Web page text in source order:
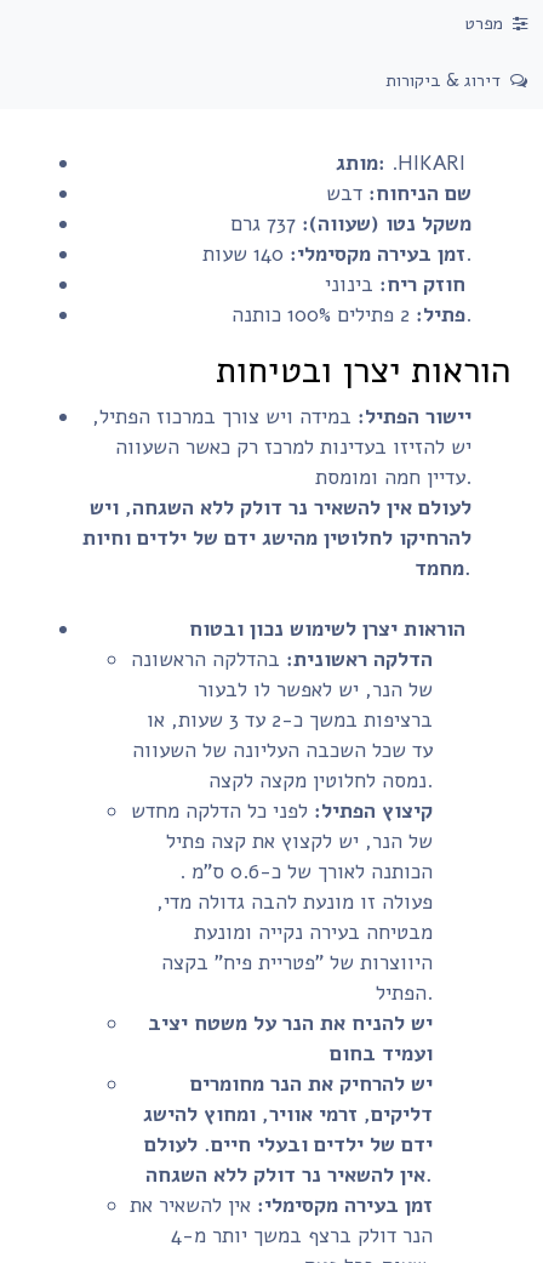
מפרט
דירוג & ביקורות
מותג:.HIKARI
שם הניחוח:דבש
משקל נטו (שעווה):737 גרם
זמן בעירה מקסימלי:
חוזק ריח:
פתיל:
הוראות יצרן ובטיחות
יישור הפתיל:במידה ויש צורך במרכוז הפתיל,
יש להזיזו בעדינות למרכז רק כאשר השעווה
לעולם אין להשאיר נר דולק ללא השגחה, ויש
להרחיקו לחלוטין מהישג ידם של ילדים וחיות
הוראות יצרן לשימוש נכון ובטוח
הדלקה ראשונית:בהדלקה הראשונה
של הנר, יש לאפשר לו לבעור
ברציפות במשך כ-2 עד 3 שעות, או
עד שכל השכבה העליונה של השעווה
קיצוץ הפתיל:לפני כל הדלקה מחדש
של הנר, יש לקצוץ את קצה פתיל
הכותנה לאורך של כ-0.6 ס"מ .
פעולה זו מונעת להבה גדולה מדי,
מבטיחה בעירה נקייה ומונעת
היווצרות של "פטריית פיח" בקצה
יש להניח את הנר על משטח יציב
ועמיד בחום
יש להרחיק את הנר מחומרים
דליקים, זרמי אוויר, ומחוץ להישג
ידם של ילדים ובעלי חיים. לעולם
זמן בעירה מקסימלי:אין להשאיר את
הנר דולק ברצף במשך יותר מ-4